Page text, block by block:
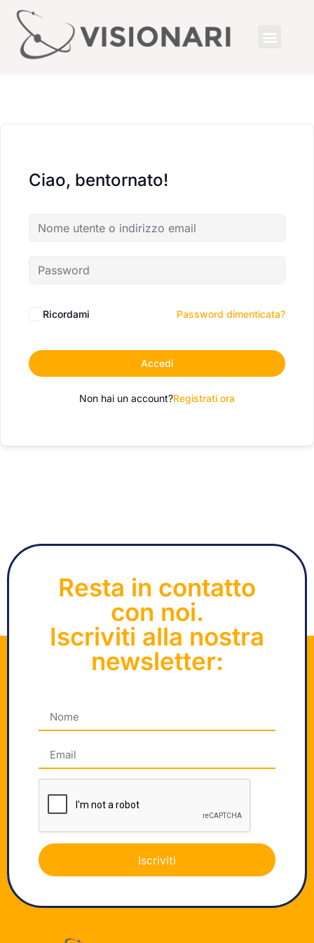
Ciao, bentornato!
Ricordami Password dimenticata?
Accedi
Non hai un account?Registrati ora
Resta in contatto
con noi.
Iscriviti alla nostra
newsletter:
Iscriviti